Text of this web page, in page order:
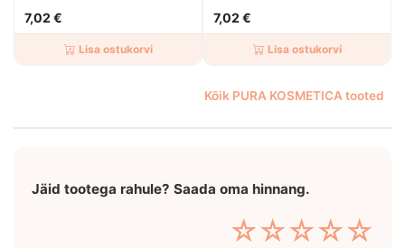
7,02 €
Lisa ostukorvi
7,02 €
Lisa ostukorvi
Kõik PURA KOSMETICA tooted
Jäid tootega rahule? Saada oma hinnang.
☆
☆
☆
☆
☆